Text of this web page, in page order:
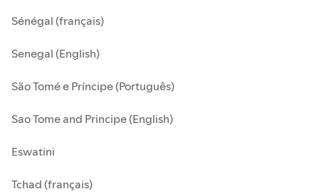
Sénégal (français)
Senegal (English)
São Tomé e Príncipe (Português)
Sao Tome and Principe (English)
Eswatini
Tchad (français)